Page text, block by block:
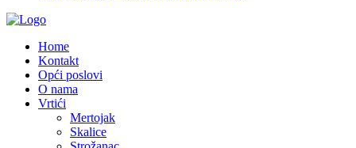
Home
Kontakt
Opći poslovi
O nama
Vrtići
Mertojak
Skalice